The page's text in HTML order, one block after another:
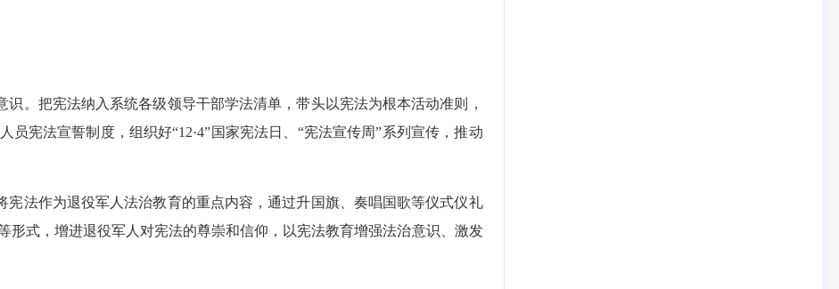
把宪法纳入系统各级领导干部学法清单，带头以宪法为根本活动准则，
宪法宣誓制度，组织好“12·4”国家宪法日、“宪法宣传周”系列宣传，推动
法作为退役军人法治教育的重点内容，通过升国旗、奏唱国歌等仪式仪礼
形式，增进退役军人对宪法的尊崇和信仰，以宪法教育增强法治意识、激发